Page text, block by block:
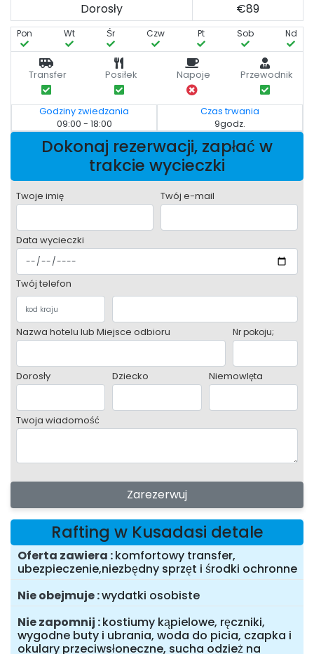
Dorosły €89
Pon Wt Śr Czw Pt Sob Nd
Transfer Posiłek Napoje Przewodnik
Godziny zwiedzania
09:00 - 18:00
Czas trwania
9godz.
Dokonaj rezerwacji, zapłać w
trakcie wycieczki
Twoje imię Twój e-mail
Data wycieczki
Twój telefon
Nazwa hotelu lub Miejsce odbioru Nr pokoju;
Dorosły Dziecko Niemowlęta
Twoja wiadomość
Zarezerwuj
Rafting w Kusadasi detale
Oferta zawiera komfortowy transfer,
ubezpieczenie,niezbędny sprzęt i środki ochronne
Nie obejmuje wydatki osobiste
Nie zapomnij kostiumy kąpielowe, ręczniki,
wygodne buty i ubrania, woda do picia, czapka i
okulary przeciwsłoneczne, sucha odzież na